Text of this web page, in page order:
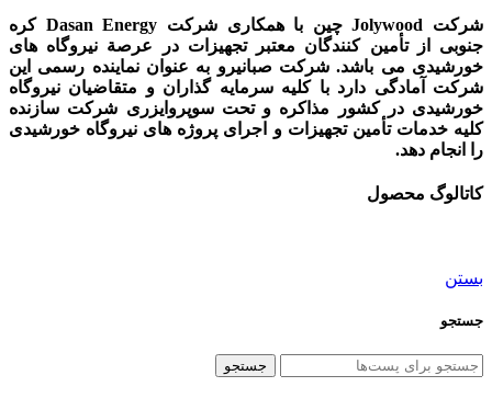
شرکت Jolywood چین با همکاری شرکت Dasan Energy کره
جنوبی از تأمین کنندگان معتبر تجهیزات در عرصة نیروگاه های
خورشیدی می باشد. شرکت صبانیرو به عنوان نماینده رسمی این
شرکت آمادگی دارد با کلیه سرمایه گذاران و متقاضیان نیروگاه
خورشیدی در کشور مذاکره و تحت سوپروایزری شرکت سازنده
کلیه خدمات تأمین تجهیزات و اجرای پروژه های نیروگاه خورشیدی
را انجام دهد.
کاتالوگ محصول
بستن
جستجو
جستجو